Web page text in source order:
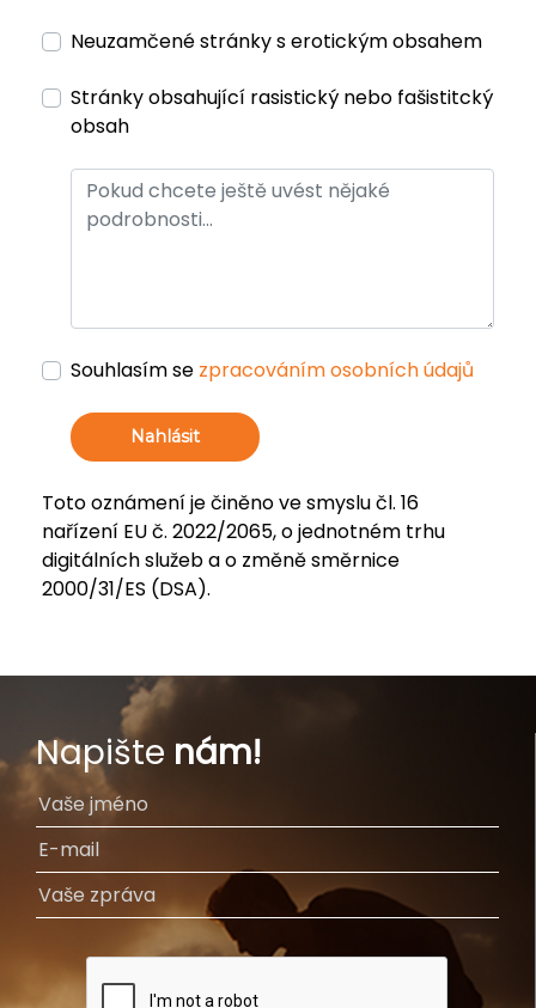
Neuzamčené stránky s erotickým obsahem
Stránky obsahující rasistický nebo fašistitcký
obsah
Souhlasím se zpracováním osobních údajů
Nahlásit
Toto oznámení je činěno ve smyslu čl. 16
nařízení EU č. 2022/2065, o jednotném trhu
digitálních služeb a o změně směrnice
2000/31/ES (DSA).
Napište nám!